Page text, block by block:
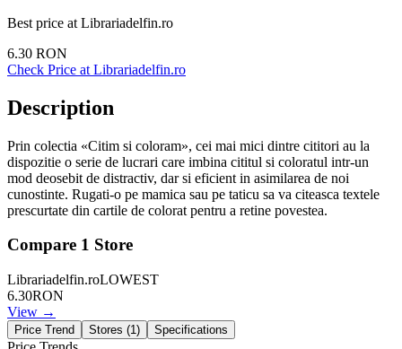
Best price at Librariadelfin.ro
6.30 RON
Check Price at Librariadelfin.ro
Description
Prin colectia «Citim si coloram», cei mai mici dintre cititori au la
dispozitie o serie de lucrari care imbina cititul si coloratul intr-un
mod deosebit de distractiv, dar si eficient in asimilarea de noi
cunostinte. Rugati-o pe mamica sau pe taticu sa va citeasca textele
prescurtate din cartile de colorat pentru a retine povestea.
Compare 1 Store
Librariadelfin.roLOWEST
6.30RON
View →
Price Trend Stores (1) Specifications